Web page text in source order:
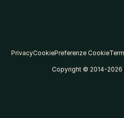
PrivacyCookiePreferenze Cookie
Copyright © 2014-2026